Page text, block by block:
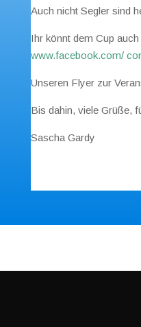
Auch nicht Segler sind
Ihr könnt dem Cup
www.facebook.com/
Unseren Flyer zur
Bis dahin, viele Grüße,
Sascha Gardy